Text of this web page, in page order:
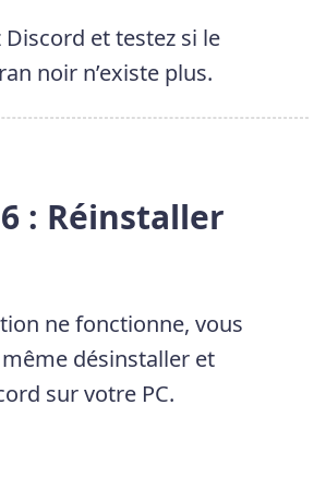
Discord et testez si le
noir n’existe plus.
: Réinstaller
ne fonctionne, vous
désinstaller et
sur votre PC.